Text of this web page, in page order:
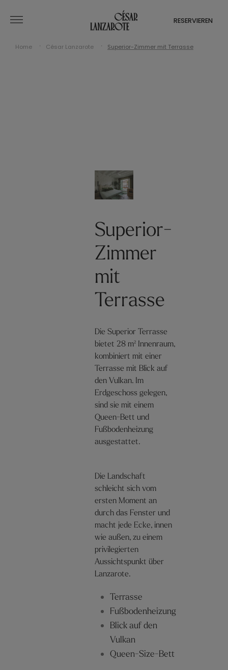
RESERVIEREN
Home César Lanzarote Superior-Zimmer mit Terrasse
Superior-
Zimmer
mit
Terrasse
Die Superior Terrasse
bietet 28 m² Innenraum,
kombiniert mit einer
Terrasse mit Blick auf
den Vulkan. Im
Erdgeschoss gelegen,
sind sie mit einem
Queen-Bett und
Fußbodenheizung
ausgestattet.
Die Landschaft
schleicht sich vom
ersten Moment an
durch das Fenster und
macht jede Ecke, innen
wie außen, zu einem
privilegierten
Aussichtspunkt über
Lanzarote.
Terrasse
Fußbodenheizung
Blick auf den
Vulkan
Queen-Size-Bett